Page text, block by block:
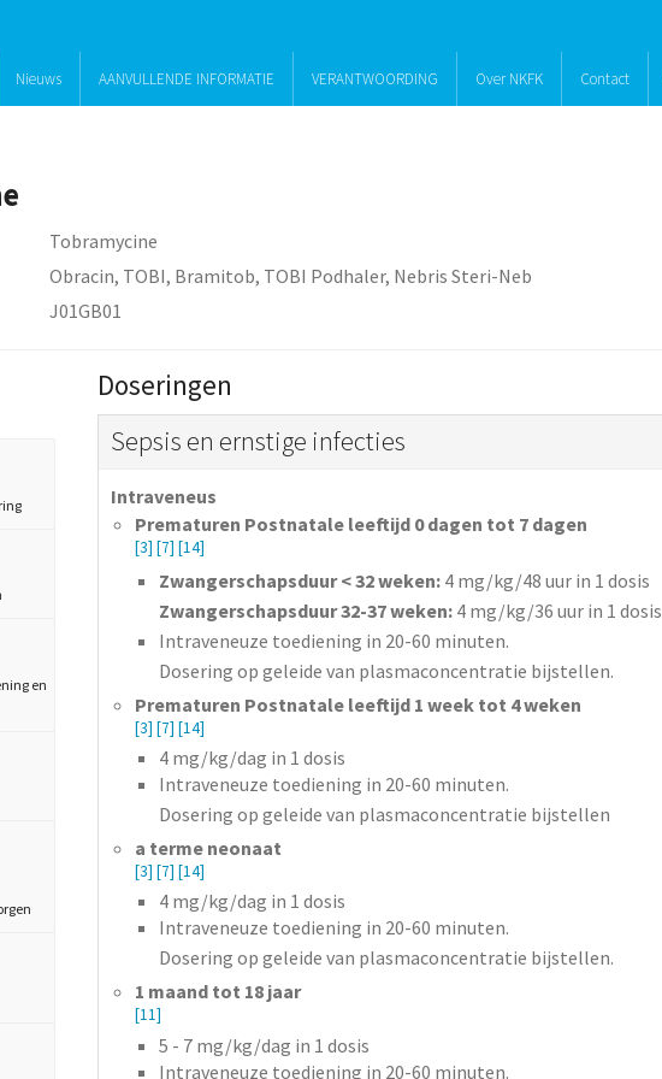
Nieuws AANVULLENDE INFORMATIE VERANTWOORDING Over NKFK Contact
Tobramycine
Obracin, TOBI, Bramitob, TOBI Podhaler, Nebris Steri-Neb
J01GB01
en
Doseringen
Sepsis en ernstige infecties
Intraveneus
Prematuren Postnatale leeftijd 0 dagen tot 7 dagen
[3] [7] [14]
Zwangerschapsduur < 32 weken:4 mg/kg/48 uur in 1 dosis
Zwangerschapsduur 32-37 weken:4 mg/kg/36 uur in 1 dosis
Intraveneuze toediening in 20-60 minuten.
Dosering op geleide van plasmaconcentratie bijstellen.
Prematuren Postnatale leeftijd 1 week tot 4 weken
[3] [7] [14]
4 mg/kg/dag in 1 dosis
Intraveneuze toediening in 20-60 minuten.
Dosering op geleide van plasmaconcentratie bijstellen
a terme neonaat
[3] [7] [14]
4 mg/kg/dag in 1 dosis
Intraveneuze toediening in 20-60 minuten.
Dosering op geleide van plasmaconcentratie bijstellen.
1 maand tot 18 jaar
[11]
5 - 7 mg/kg/dag in 1 dosis
Intraveneuze toediening in 20-60 minuten.